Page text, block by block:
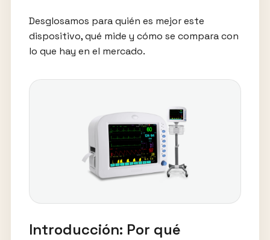
Desglosamos para quién es mejor este
dispositivo, qué mide y cómo se compara con
lo que hay en el mercado.
Introducción: Por qué